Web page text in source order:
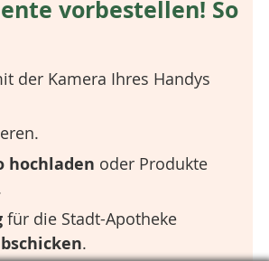
vorbestellen! So
der Kamera Ihres Handys
hochladen oder Produkte
für die Stadt-Apotheke
.